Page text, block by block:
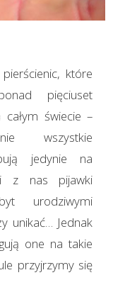
które
pięciuset
całym świecie –
wszystkie
jedynie na
z nas pijawki
urodziwymi
unikać… Jednak
one na takie
przyjrzymy się